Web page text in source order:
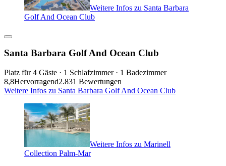
Weitere Infos zu Santa Barbara
Golf And Ocean Club
Santa Barbara Golf And Ocean Club
Platz für 4 Gäste · 1 Schlafzimmer · 1 Badezimmer
8,8Hervorragend2.831 Bewertungen
Weitere Infos zu Santa Barbara Golf And Ocean Club
Weitere Infos zu Marinell
Collection Palm-Mar